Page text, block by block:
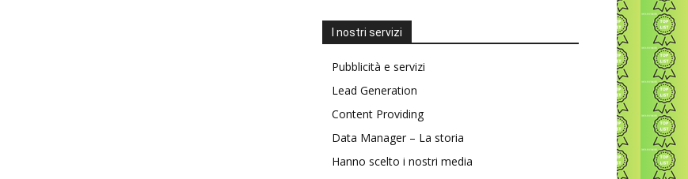
I nostri servizi
Pubblicità e servizi
Lead Generation
Content Providing
Data Manager – La storia
Hanno scelto i nostri media